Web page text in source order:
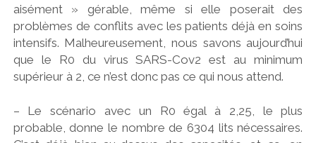
aisément » gérable, même si elle poserait des
problèmes de conflits avec les patients déjà en soins
intensifs. Malheureusement, nous savons aujourd’hui
que le R0 du virus SARS-Cov2 est au minimum
supérieur à 2, ce n’est donc pas ce qui nous attend.
– Le scénario avec un R0 égal à 2,25, le plus
probable, donne le nombre de 6304 lits nécessaires.